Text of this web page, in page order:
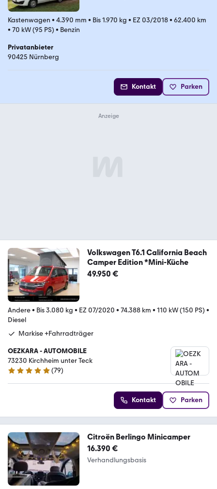
Kastenwagen • 4.390 mm • Bis 1.970 kg • EZ 03/2018• 62.400 km
• 70 kW (95 PS) • Benzin
Privatanbieter
90425 Nürnberg
Kontakt Parken
Volkswagen T6.1 California Beach
Camper Edition *Mini-Küche
49.950 €
Andere• Bis 3.080 kg • EZ 07/2020 • 74.388 km • 110 kW (150 PS) •
Diesel
Markise +Fahrradträger
OEZKARA - AUTOMOBILE
73230 Kirchheim unter Teck
4.8 Sterne
(79)
Kontakt Parken
Citroën Berlingo Minicamper
16.390 €
Verhandlungsbasis